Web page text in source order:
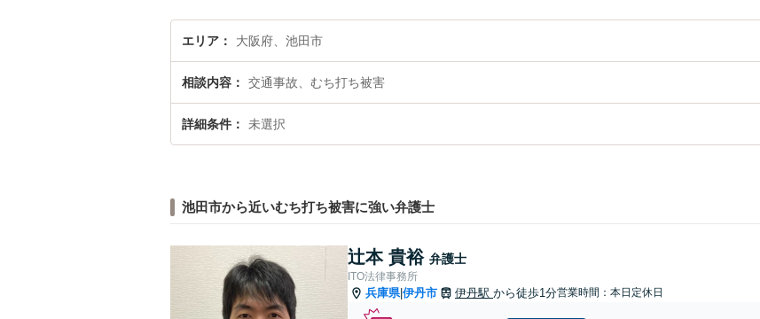
エリア 大阪府、池田市
相談内容 交通事故、むち打ち被害
詳細条件 未選択
池田市から近いむち打ち被害に強い弁護士
辻本 貴裕 弁護士
ITO法律事務所
兵庫県|伊丹市 伊丹駅 から徒歩1分営業時間：本日定休日